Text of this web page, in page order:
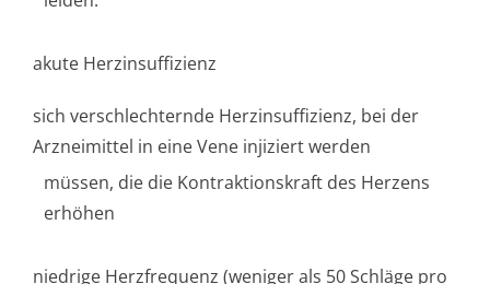
akute Herzinsuffizienz
sich verschlechternde Herzinsuffizienz, bei der
Arzneimittel in eine Vene injiziert werden
müssen, die die Kontraktionskraft des Herzens
erhöhen
niedrige Herzfrequenz (weniger als 50 Schläge pro